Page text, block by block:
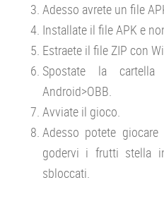
Adesso avrete un file
Installate il file APK e
Estraete il file ZIP con
Spostate la
Android>OBB.
Avviate il gioco.
Adesso potete
godervi i frutti stella
sbloccati.